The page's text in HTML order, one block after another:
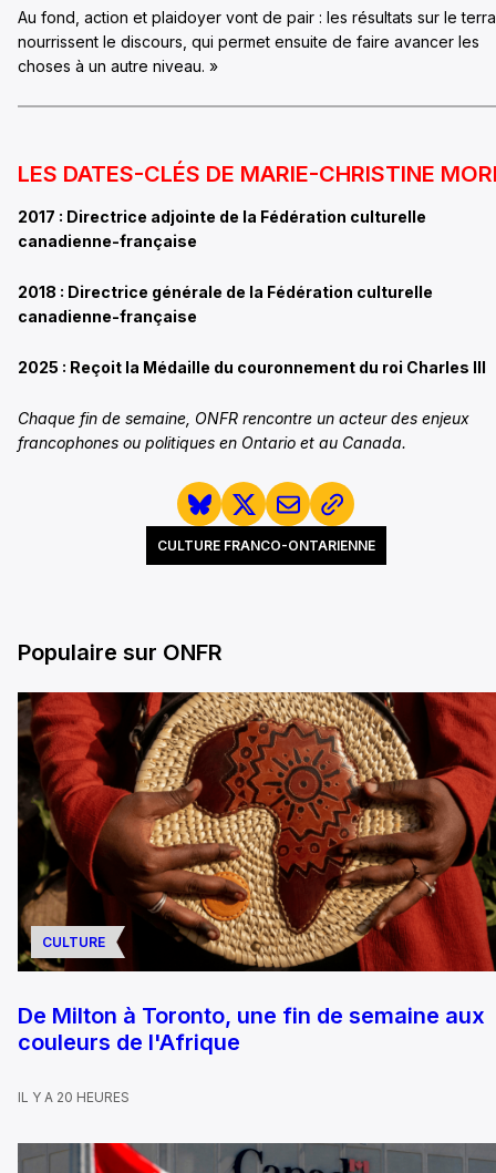
Au fond, action et plaidoyer vont de pair : les résultats sur le
nourrissent le discours, qui permet ensuite de faire avancer les
choses à un autre niveau. »
LES DATES-CLÉS DE MARIE-CHRISTINE
2017 : Directrice adjointe de la Fédération culturelle
canadienne-française
2018 : Directrice générale de la Fédération culturelle
canadienne-française
2025 : Reçoit la Médaille du couronnement du roi Charles III
Chaque fin de semaine, ONFR rencontre un acteur des enjeux
francophones ou politiques en Ontario et au Canada.
CULTURE FRANCO-ONTARIENNE
Populaire sur ONFR
CULTURE
De Milton à Toronto, une fin de semaine aux
couleurs de l'Afrique
IL Y A 20 HEURES